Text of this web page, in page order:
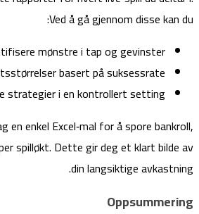
Ved å gå gjennom disse kan du:
mønstre i tap og gevinster.
basert på suksessrate.
strategier i en kontrollert setting.
en enkel Excel‑mal for å spore bankroll,
spilløkt. Dette gir deg et klart bilde av
din langsiktige avkastning.
Oppsummering